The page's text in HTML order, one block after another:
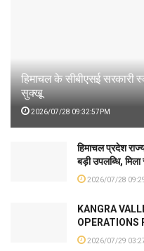
हिमाचल के सीबीएसई सरकारी
सुक्खू
2026/07/28 09:32:57PM
हिमाचल प्रदेश
बड़ी उपलब्धि,
2026/07/28
KANGRA
OPERATIONS
2026/07/29